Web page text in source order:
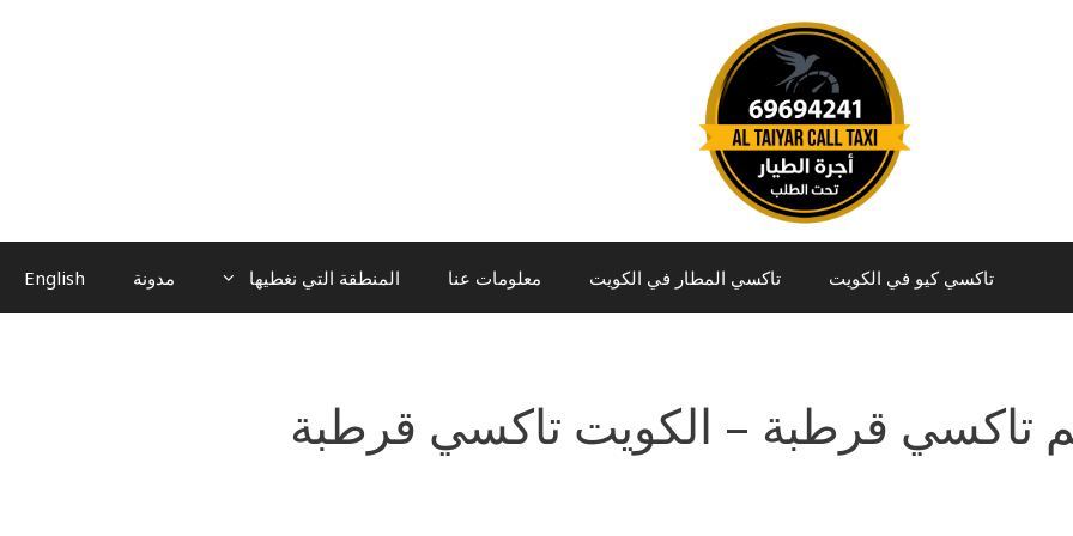
تاكسي كيو في الكويت تاكسي المطار في الكويت معلومات عنا المنطقة التي نغطيها مدونة English
تاكسي قرطبة – الكويت تاكسي قرطبة